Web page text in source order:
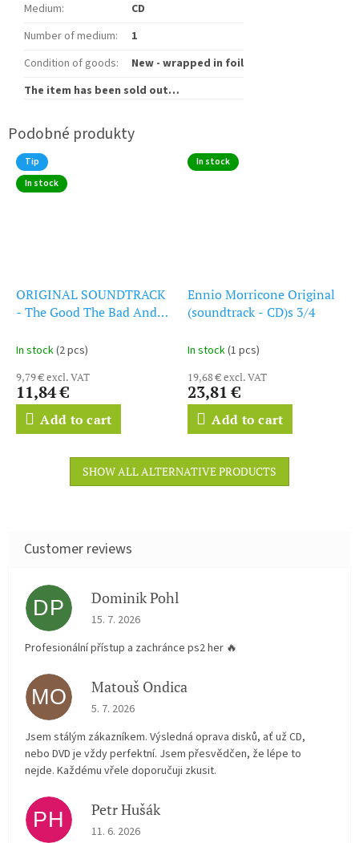
Medium:
CD
Number of medium:
1
Condition of goods:
New - wrapped in foil
The item has been sold out…
Tip
In stock
ORIGINAL SOUNDTRACK
- The Good The Bad And
In stock(2 pcs)
9,79 € excl. VAT
11,84 €
Add to cart
In stock
Ennio Morricone Original
(soundtrack - CD)s 3/4
In stock(1 pcs)
19,68 € excl. VAT
23,81 €
Add to cart
SHOW ALL ALTERNATIVE PRODUCTS
DP Dominik Pohl
The store rating is 5 out of 5 stars.
15. 7. 2026
Profesionální přístup a zachránce ps2 her 🔥
MO Matouš Ondica
The store rating is 5 out of 5 stars.
5. 7. 2026
Jsem stálým zákazníkem. Výsledná oprava disků, ať už CD,
nebo DVD je vždy perfektní. Jsem přesvědčen, že lépe to
nejde. Každému vřele doporučuji zkusit.
PH Petr Hušák
The store rating is 5 out of 5 stars.
11. 6. 2026